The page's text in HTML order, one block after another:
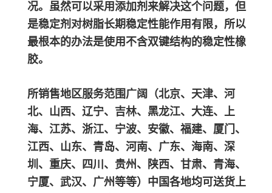
况。虽然可以采用添加剂来解决这个问题，但
是稳定剂对树脂长期稳定性能作用有限，所以
最根本的办法是使用不含双键结构的稳定性橡
胶。
所销售地区服务范围广阔（北京、天津、河
北、山西、辽宁、吉林、黑龙江、大连、上
海、江苏、浙江、宁波、安徽、福建、厦门、
江西、山东、青岛、河南、广东、海南、深
圳、重庆、四川、贵州、陕西、甘肃、青海、
宁厦、武汉、广州等等）中国各地均可送货上